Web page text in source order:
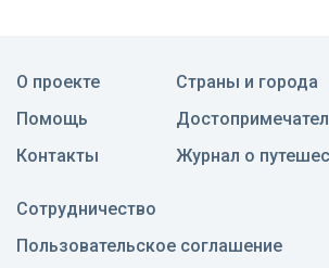
О проекте
Помощь
Контакты
Страны и города
Журнал о
Сотрудничество
Пользовательское соглашение